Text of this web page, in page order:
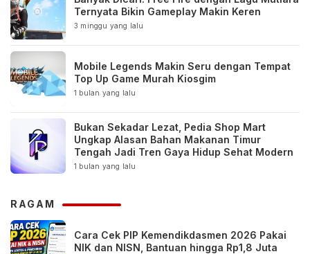
Ternyata Bikin Gameplay Makin Keren
3 minggu yang lalu
Mobile Legends Makin Seru dengan Tempat
Top Up Game Murah Kiosgim
1 bulan yang lalu
Bukan Sekadar Lezat, Pedia Shop Mart
Ungkap Alasan Bahan Makanan Timur
Tengah Jadi Tren Gaya Hidup Sehat Modern
1 bulan yang lalu
RAGAM
Cara Cek PIP Kemendikdasmen 2026 Pakai
NIK dan NISN, Bantuan hingga Rp1,8 Juta